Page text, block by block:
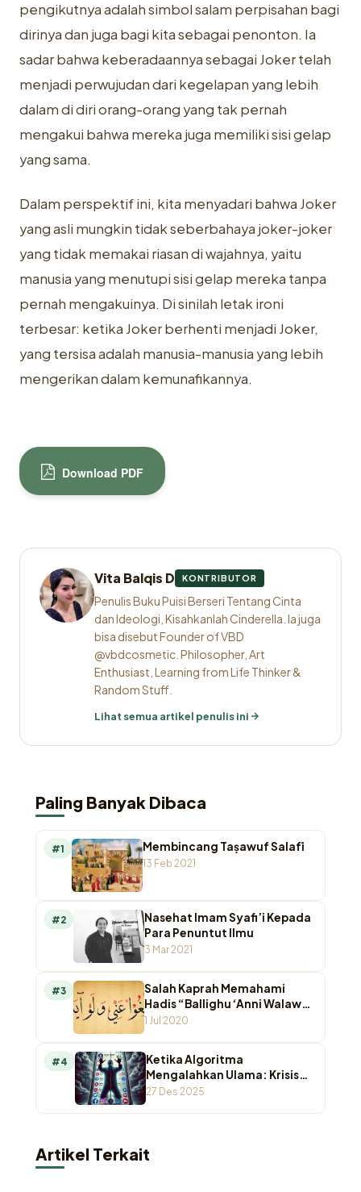
pengikutnya adalah simbol salam perpisahan bagi
dirinya dan juga bagi kita sebagai penonton. Ia
sadar bahwa keberadaannya sebagai Joker telah
menjadi perwujudan dari kegelapan yang lebih
dalam di diri orang-orang yang tak pernah
mengakui bahwa mereka juga memiliki sisi gelap
yang sama.
Dalam perspektif ini, kita menyadari bahwa Joker
yang asli mungkin tidak seberbahaya joker-joker
yang tidak memakai riasan di wajahnya, yaitu
manusia yang menutupi sisi gelap mereka tanpa
pernah mengakuinya. Di sinilah letak ironi
terbesar: ketika Joker berhenti menjadi Joker,
yang tersisa adalah manusia-manusia yang lebih
mengerikan dalam kemunafikannya.
Download PDF
Vita Balqis D KONTRIBUTOR
Penulis Buku Puisi Berseri Tentang Cinta
dan Ideologi, Kisahkanlah Cinderella. Ia juga
bisa disebut Founder of VBD
@vbdcosmetic. Philosopher, Art
Enthusiast, Learning from Life Thinker &
Random Stuff.
Lihat semua artikel penulis ini
Paling Banyak Dibaca
#1 Membincang Taṣawuf Salafī
13 Feb 2021
#2
Nasehat Imam Syafi’i Kepada
Para Penuntut Ilmu
3 Mar 2021
#3
Salah Kaprah Memahami
Hadis “Ballighu ‘Anni Walaw
Ayah”
1 Jul 2020
#4
Ketika Algoritma
Mengalahkan Ulama: Krisis
Otoritas Keagamaan di
27 Des 2025
Artikel Terkait